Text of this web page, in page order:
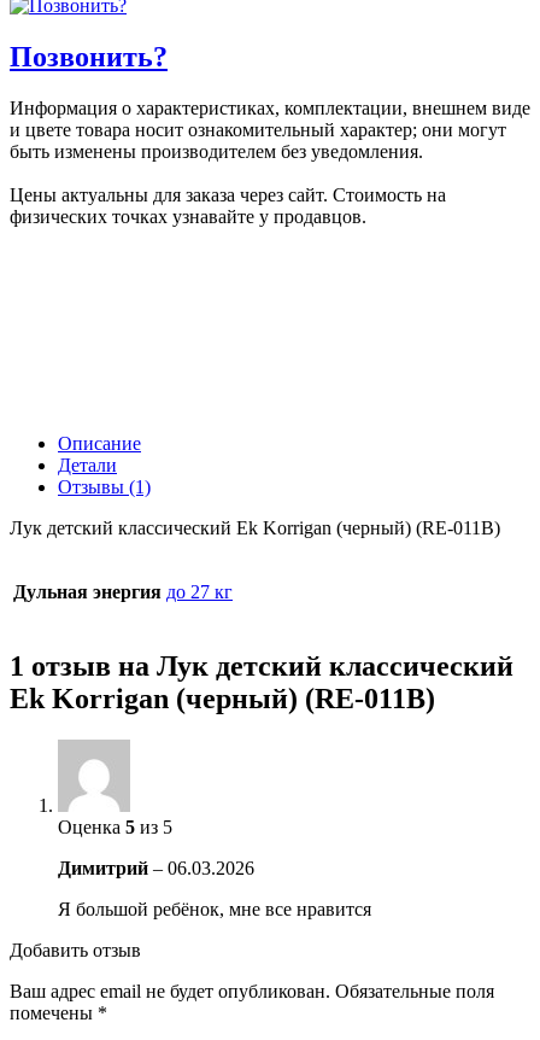
Позвонить?
Информация о характеристиках, комплектации, внешнем виде
и цвете товара носит ознакомительный характер; они могут
быть изменены производителем без уведомления.
Цены актуальны для заказа через сайт. Стоимость на
физических точках узнавайте у продавцов.
Описание
Детали
Отзывы (1)
Лук детский классический Ek Korrigan (черный) (RE-011B)
Дульная энергия до 27 кг
1 отзыв на Лук детский классический
Ek Korrigan (черный) (RE-011B)
Оценка 5 из 5
Димитрий – 06.03.2026
Я большой ребёнок, мне все нравится
Добавить отзыв
Ваш адрес email не будет опубликован. Обязательные поля
помечены *